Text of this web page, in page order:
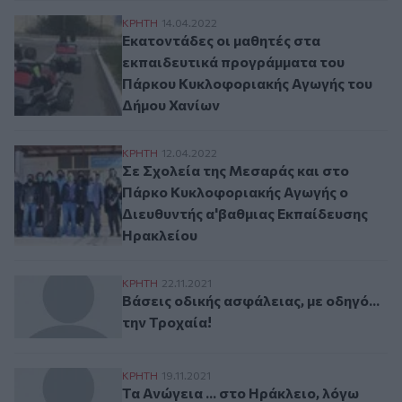
Εκατοντάδες οι μαθητές στα
ΚΡΗΤΗ 14.04.2022
Εκατοντάδες οι μαθητές στα
εκπαιδευτικά προγράμματα του
Πάρκου Κυκλοφοριακής Αγωγής του
Δήμου Χανίων
Σε Σχολεία της Μεσαράς και στο Πάρκο
ΚΡΗΤΗ 12.04.2022
Σε Σχολεία της Μεσαράς και στο
Πάρκο Κυκλοφοριακής Αγωγής ο
Διευθυντής α'βαθμιας Εκπαίδευσης
Ηρακλείου
Βάσεις οδικής ασφάλειας, με οδηγό... την
ΚΡΗΤΗ 22.11.2021
Βάσεις οδικής ασφάλειας, με οδηγό...
την Τροχαία!
Τα Ανώγεια ... στο Ηράκλειο, λόγω
ΚΡΗΤΗ 19.11.2021
Τα Ανώγεια ... στο Ηράκλειο, λόγω